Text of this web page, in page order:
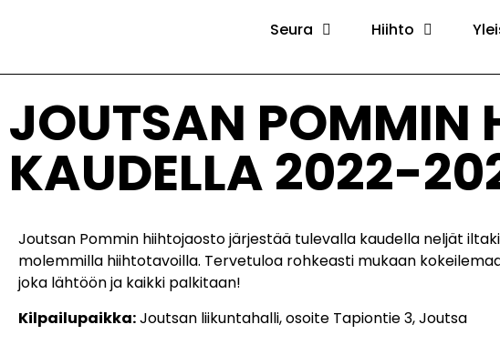
Seura Hiihto
JOUTSAN POMMIN
KAUDELLA 2022-
Joutsan Pommin hiihtojaosto järjestää tulevalla kaudella neljät
molemmilla hiihtotavoilla. Tervetuloa rohkeasti mukaan
joka lähtöön ja kaikki palkitaan!
Kilpailupaikka:Joutsan liikuntahalli, osoite Tapiontie 3, Joutsa